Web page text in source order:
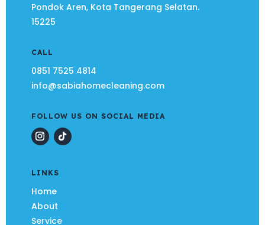
Pondok Aren, Kota Tangerang Selatan.
15225
CALL
0851 7525 4814
info@sabiahomecleaning.com
FOLLOW US ON SOCIAL MEDIA
LINKS
Home
About
Service